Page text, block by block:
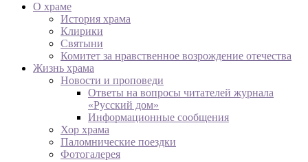
О храме
История храма
Клирики
Святыни
Комитет за нравственное возрождение отечества
Жизнь храма
Новости и проповеди
Ответы на вопросы читателей журнала
«Русский дом»
Информационные сообщения
Хор храма
Паломнические поездки
Фотогалерея